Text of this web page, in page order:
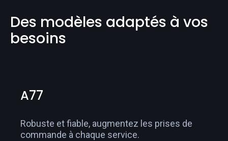
Des modèles adaptés à vos
besoins
A77
Robuste et fiable, augmentez les prises de
commande à chaque service.